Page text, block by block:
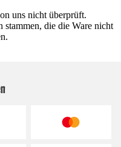
uns nicht überprüft.
die die Ware nicht